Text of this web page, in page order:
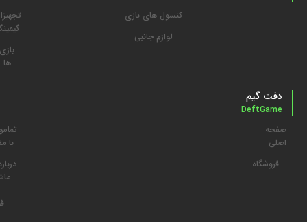
کنسول های بازی
لوازم جانبی
بازی
ها
دفت گیم
DeftGame
صفحه
اصلی
فروشگاه
با ما
ما